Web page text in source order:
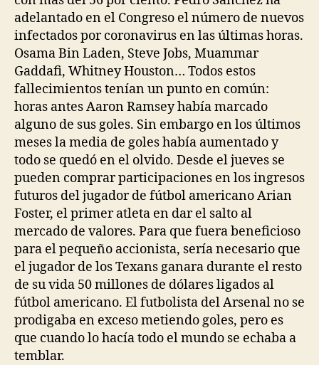
adelantado en el Congreso el número de nuevos
infectados por coronavirus en las últimas horas.
Osama Bin Laden, Steve Jobs, Muammar
Gaddafi, Whitney Houston… Todos estos
fallecimientos tenían un punto en común:
horas antes Aaron Ramsey había marcado
alguno de sus goles. Sin embargo en los últimos
meses la media de goles había aumentado y
todo se quedó en el olvido. Desde el jueves se
pueden comprar participaciones en los ingresos
futuros del jugador de fútbol americano Arian
Foster, el primer atleta en dar el salto al
mercado de valores. Para que fuera beneficioso
para el pequeño accionista, sería necesario que
el jugador de los Texans ganara durante el resto
de su vida 50 millones de dólares ligados al
fútbol americano. El futbolista del Arsenal no se
prodigaba en exceso metiendo goles, pero es
que cuando lo hacía todo el mundo se echaba a
temblar.